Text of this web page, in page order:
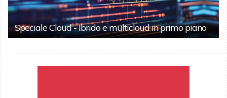
Speciale Cloud - Ibrido e multicloud in primo piano